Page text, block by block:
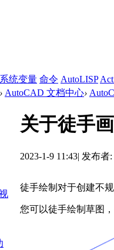
系统变量 命令 AutoLISP
› AutoCAD 文档中心›
关于徒手画
2023-1-9 11:43| 发布者:
徒手绘制对于创建不
您可以徒手绘制草图